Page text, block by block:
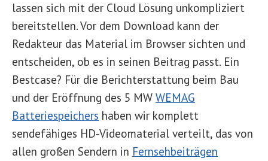
lassen sich mit der Cloud Lösung unkompliziert
bereitstellen. Vor dem Download kann der
Redakteur das Material im Browser sichten und
entscheiden, ob es in seinen Beitrag passt. Ein
Bestcase? Für die Berichterstattung beim Bau
und der Eröffnung des 5 MW WEMAG
Batteriespeichers haben wir komplett
sendefähiges HD-Videomaterial verteilt, das von
allen großen Sendern in Fernsehbeiträgen